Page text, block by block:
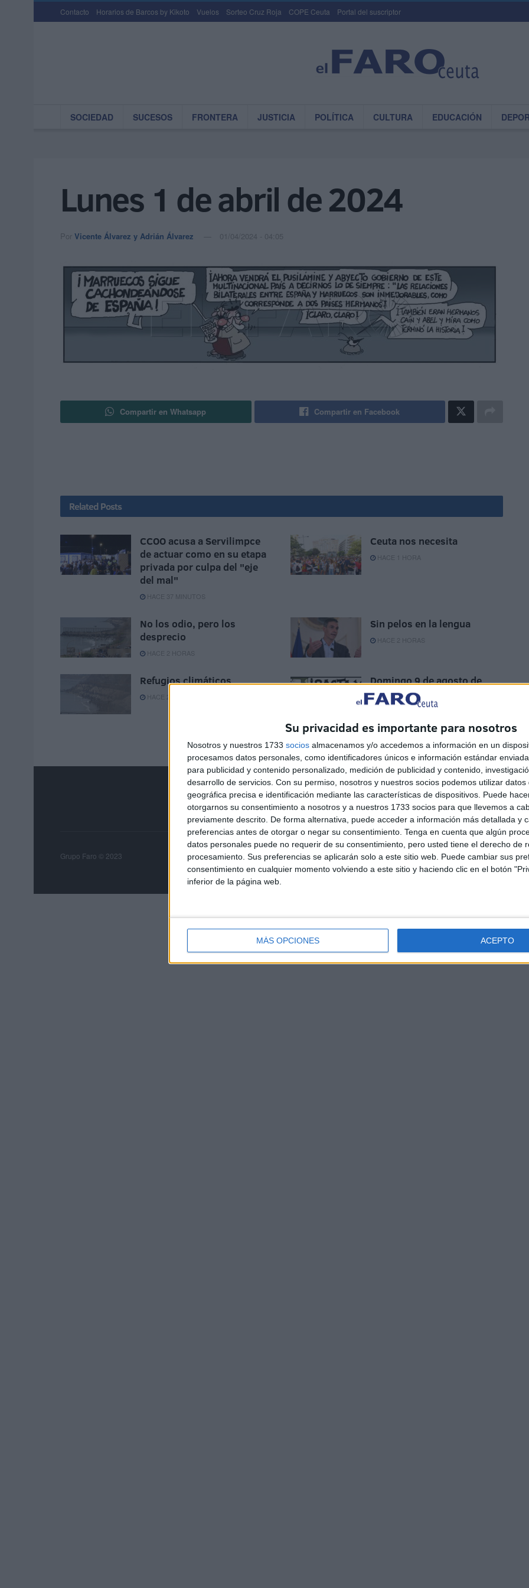
Su privacidad es importante para nosotros
Nosotros y nuestros 1733 socios almacenamos y/o accedemos a información en un
procesamos datos personales, como identificadores únicos e información estándar
para publicidad y contenido personalizado, medición de publicidad y contenido,
desarrollo de servicios. Con su permiso, nosotros y nuestros socios podemos utilizar datos
geográfica precisa e identificación mediante las características de dispositivos. Puede
otorgarnos su consentimiento a nosotros y a nuestros 1733 socios para que llevemos a
previamente descrito. De forma alternativa, puede acceder a información más detallada y
preferencias antes de otorgar o negar su consentimiento. Tenga en cuenta que algún
datos personales puede no requerir de su consentimiento, pero usted tiene el derecho de
procesamiento. Sus preferencias se aplicarán solo a este sitio web. Puede cambiar sus
consentimiento en cualquier momento volviendo a este sitio y haciendo clic en el botón
inferior de la página web.
MÁS OPCIONES ACEPTO
Contacto Horarios de Barcos by Kikoto Vuelos Sorteo Cruz Roja COPE Ceuta Portal del suscriptor
SOCIEDAD SUCESOS FRONTERA JUSTICIA POLÍTICA CULTURA EDUCACIÓN
Lunes 1 de abril de 2024
Por Vicente Álvarez y Adrián Álvarez 01/04/2024 - 04:05
Compartir en Whatsapp Compartir en Facebook
Related Posts
CCOO acusa a Servilimpce
de actuar como en su etapa
privada por culpa del "eje
del mal"
HACE 37 MINUTOS
Ceuta nos necesita
HACE 1 HORA
No los odio, pero los
desprecio
HACE 2 HORAS
Sin pelos en la lengua
HACE 2 HORAS
Refugios climáticos
HACE 2 HORAS
Domingo 9 de agosto de
2026
HACE 2 HORAS
Grupo Faro Publicidad Contacto Aviso legal – Protección de datos Política de cookies
Grupo Faro © 2023